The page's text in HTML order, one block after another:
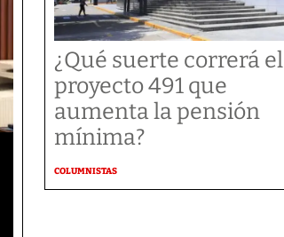
¿Qué suerte correrá el
proyecto 491 que
aumenta la pensión
mínima?
COLUMNISTAS